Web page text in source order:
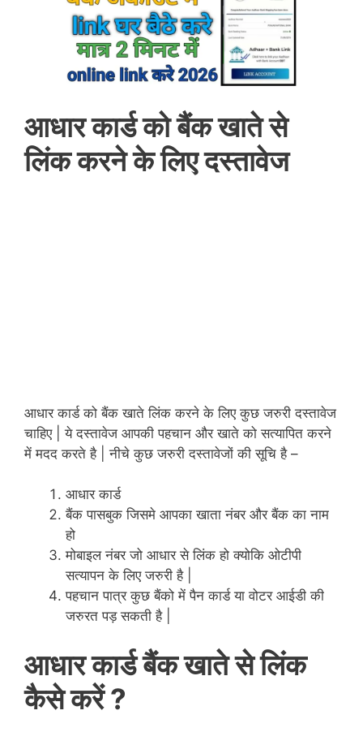
आधार कार्ड को बैंक खाते से
लिंक करने के लिए दस्तावेज
आधार कार्ड को बैंक खाते लिंक करने के लिए कुछ जरुरी दस्तावेज
चाहिए | ये दस्तावेज आपकी पहचान और खाते को सत्यापित करने
में मदद करते है | नीचे कुछ जरुरी दस्तावेजों की सूचि है –
आधार कार्ड
बैंक पासबुक जिसमे आपका खाता नंबर और बैंक का नाम
हो
मोबाइल नंबर जो आधार से लिंक हो क्योकि ओटीपी
सत्यापन के लिए जरुरी है |
पहचान पात्र कुछ बैंको में पैन कार्ड या वोटर आईडी की
जरुरत पड़ सकती है |
आधार कार्ड बैंक खाते से लिंक
कैसे करें ?